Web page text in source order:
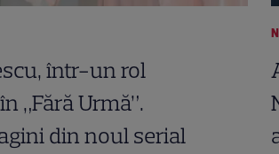
într-un rol
„Fără Urmă”.
din noul serial